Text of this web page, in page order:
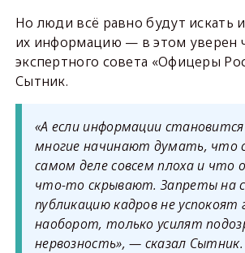
Но люди всё равно будут искать
их информацию — в этом уверен
экспертного совета «Офицеры
Сытник.
«А если информации
многие начинают думать, что
самом деле совсем плоха и
что-то скрывают. Запреты на
публикацию кадров не успокоят
наоборот, только усилят
нервозность», — сказал Сытник.